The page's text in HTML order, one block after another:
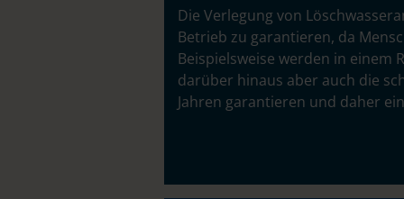
Die Verlegung von
Betrieb zu garantieren, da
Beispielsweise werden in einem
darüber hinaus aber auch die
Jahren garantieren und daher